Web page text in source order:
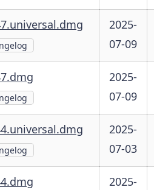
2025-
07-09
2025-
07-09
2025-
07-03
2025-